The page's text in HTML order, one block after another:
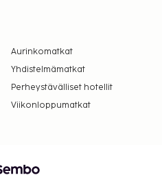
Aurinkomatkat
Yhdistelmämatkat
Perheystävälliset hotellit
Viikonloppumatkat